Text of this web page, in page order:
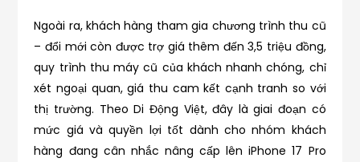
Ngoài ra, khách hàng tham gia chương trình thu cũ
– đổi mới còn được trợ giá thêm đến 3,5 triệu đồng,
quy trình thu máy cũ của khách nhanh chóng, chỉ
xét ngoại quan, giá thu cam kết cạnh tranh so với
thị trường. Theo Di Động Việt, đây là giai đoạn có
mức giá và quyền lợi tốt dành cho nhóm khách
hàng đang cân nhắc nâng cấp lên iPhone 17 Pro